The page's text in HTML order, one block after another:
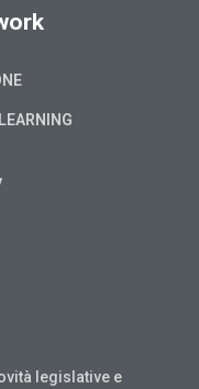
legislative e